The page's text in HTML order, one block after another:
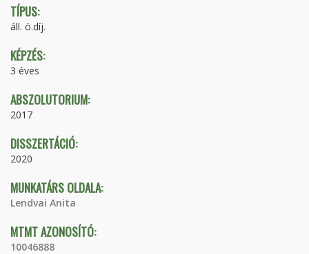
TÍPUS:
áll. ö.díj.
KÉPZÉS:
3 éves
ABSZOLUTORIUM:
2017
DISSZERTÁCIÓ:
2020
MUNKATÁRS OLDALA:
Lendvai Anita
MTMT AZONOSÍTÓ:
10046888